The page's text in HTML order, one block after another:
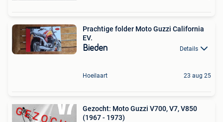
Prachtige folder Moto Guzzi California
EV.
Bieden Details
Hoeilaart 23 aug 25
Gezocht: Moto Guzzi V700, V7, V850
(1967 - 1973)